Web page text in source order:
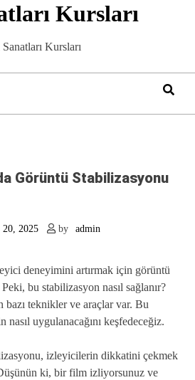
Kursları
Kursları
Görüntü Stabilizasyonu
2025 by admin
deneyimini artırmak için görüntü
bu stabilizasyon nasıl sağlanır?
bazı teknikler ve araçlar var. Bu
uygulanacağını keşfedeceğiz.
izleyicilerin dikkatini çekmek
ki, bir film izliyorsunuz ve